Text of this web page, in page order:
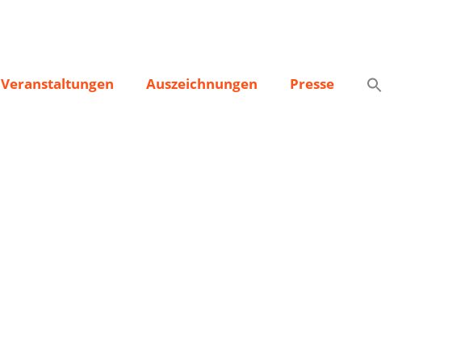
Veranstaltungen Auszeichnungen Presse